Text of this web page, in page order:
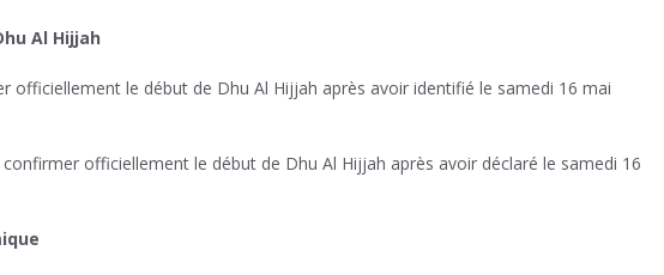
Al Hijjah
officiellement le début de Dhu Al Hijjah après avoir identifié le samedi 16 mai
officiellement le début de Dhu Al Hijjah après avoir déclaré le samedi 16